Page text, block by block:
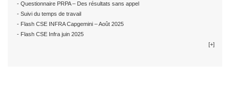
- Questionnaire PRPA – Des résultats sans appel
- Suivi du temps de travail
- Flash CSE INFRA Capgemini – Août 2025
- Flash CSE Infra juin 2025
[+]